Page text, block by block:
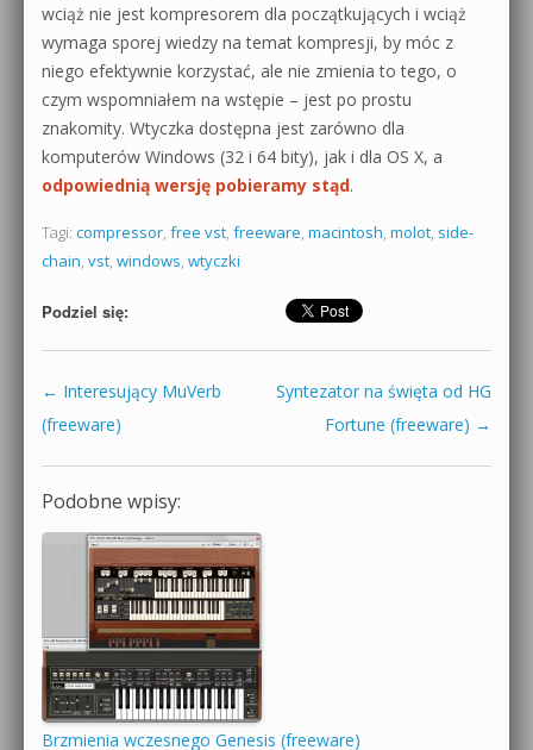
wciąż nie jest kompresorem dla początkujących i wciąż
wymaga sporej wiedzy na temat kompresji, by móc z
niego efektywnie korzystać, ale nie zmienia to tego, o
czym wspomniałem na wstępie – jest po prostu
znakomity. Wtyczka dostępna jest zarówno dla
komputerów Windows (32 i 64 bity), jak i dla OS X, a
odpowiednią wersję pobieramy stąd.
Tagi: compressor, free vst, freeware, macintosh, molot, side-
chain, vst, windows, wtyczki
Podziel się:
Zobacz wpisy
← Interesujący MuVerb
(freeware)
Syntezator na święta od HG
Fortune (freeware) →
Podobne wpisy:
Brzmienia wczesnego Genesis (freeware)